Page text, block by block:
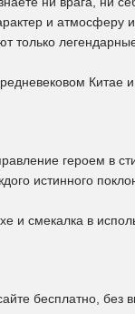
и атмосферу
только
героем в
истинного
и смекалка в
бесплатно, без